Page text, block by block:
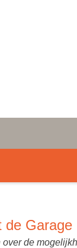
de Garage
over de